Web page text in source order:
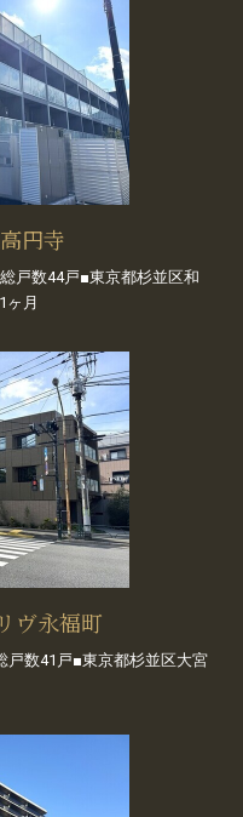
円寺
戸数44戸■東京都杉並区和
ヶ月
ヴ永福町
戸数41戸■東京都杉並区大宮